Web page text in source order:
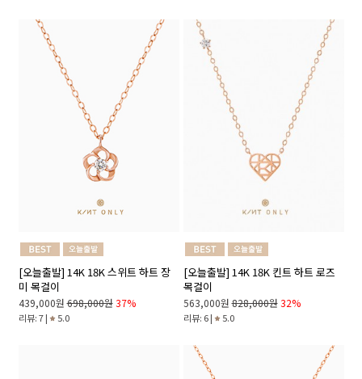
[오늘출발] 14K 18K 스위트 하트 장
미 목걸이
439,000원 698,000원 37%
리뷰: 7 | 5.0
[오늘출발] 14K 18K 킨트 하트 로즈
목걸이
563,000원 828,000원 32%
리뷰: 6 | 5.0